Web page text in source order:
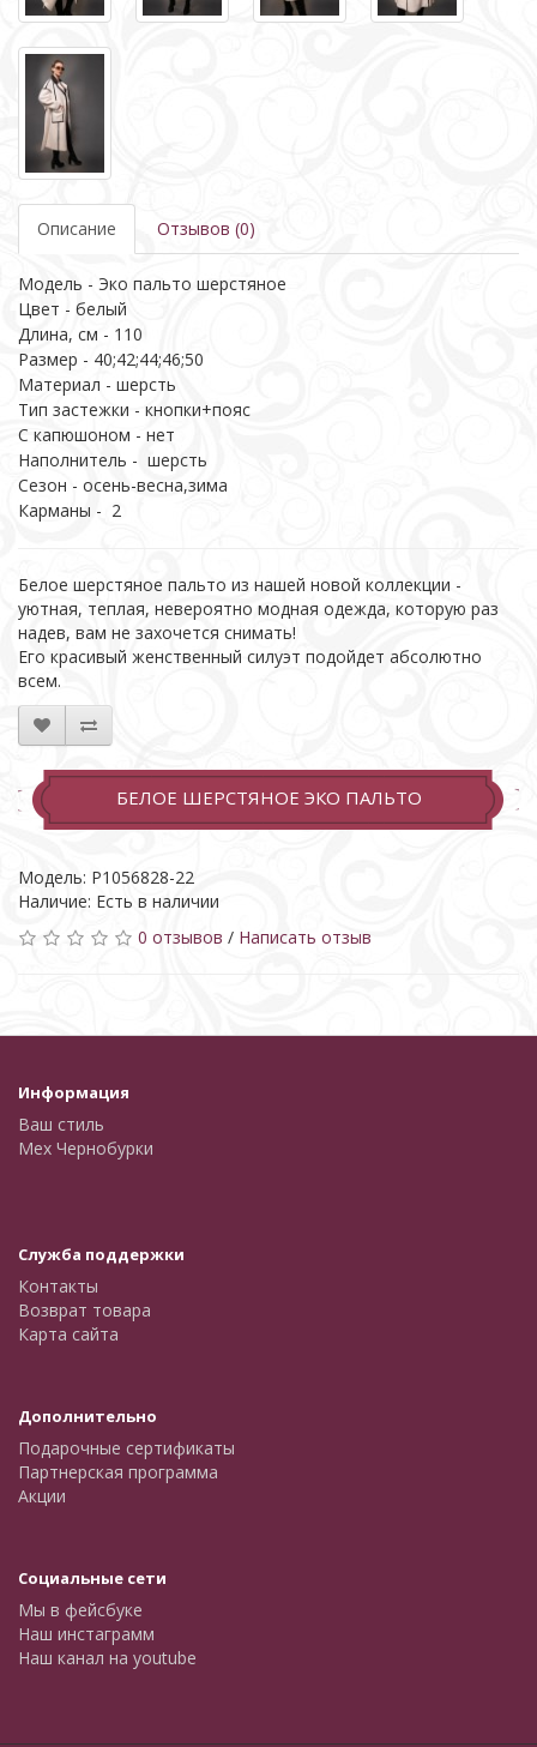
Описание Отзывов (0)
Модель - Эко пальто шерстяное
Цвет - белый
Длина, см - 110
Размер - 40;42;44;46;50
Материал - шерсть
Тип застежки - кнопки+пояс
С капюшоном - нет
Наполнитель - шерсть
Сезон - осень-весна,зима
Карманы - 2
Белое шерстяное пальто из нашей новой коллекции -
уютная, теплая, невероятно модная одежда, которую раз
надев, вам не захочется снимать!
Его красивый женственный силуэт подойдет абсолютно
всем.
БЕЛОЕ ШЕРСТЯНОЕ ЭКО ПАЛЬТО
Модель: Р1056828-22
Наличие: Есть в наличии
0 отзывов / Написать отзыв
Информация
Ваш стиль
Мех Чернобурки
Служба поддержки
Контакты
Возврат товара
Карта сайта
Дополнительно
Подарочные сертификаты
Партнерская программа
Акции
Социальные сети
Мы в фейсбуке
Наш инстаграмм
Наш канал на youtube